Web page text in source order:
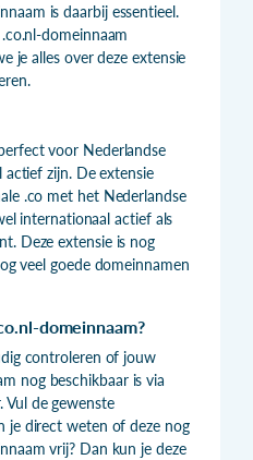
is daarbij essentieel.
domeinnaam
je alles over deze extensie
voor Nederlandse
zijn. De extensie
.co met het Nederlandse
internationaal actief als
Deze extensie is nog
veel goede domeinnamen
domeinnaam?
controleren of jouw
nog beschikbaar is via
Vul de gewenste
je direct weten of deze nog
vrij? Dan kun je deze